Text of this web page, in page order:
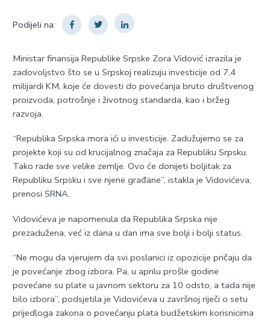
Podijeli na:
Ministar finansija Republike Srpske Zora Vidović izrazila je
zadovoljstvo što se u Srpskoj realizuju investicije od 7,4
milijardi KM, koje će dovesti do povećanja bruto društvenog
proizvoda, potrošnje i životnog standarda, kao i bržeg
razvoja.
“Republika Srpska mora ići u investicije. Zadužujemo se za
projekte koji su od krucijalnog značaja za Republiku Srpsku.
Tako rade sve velike zemlje. Ovo će donijeti boljitak za
Republiku Srpsku i sve njene građane”, istakla je Vidovićeva,
prenosi SRNA.
Vidovićeva je napomenula da Republika Srpska nije
prezadužena, već iz dana u dan ima sve bolji i bolji status.
“Ne mogu da vjerujem da svi poslanici iz opozicije pričaju da
je povećanje zbog izbora. Pa, u aprilu prošle godine
povećane su plate u javnom sektoru za 10 odsto, a tada nije
bilo izbora”, podsjetila je Vidovićeva u završnoj riječi o setu
prijedloga zakona o povećanju plata budžetskim korisnicima